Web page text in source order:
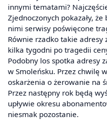
innymi tematami?
Zjednoczonych pokazały,
nimi serwisy poświęcone
Równie rzadko takie adresy
kilka tygodni po tragedii
Podobny los spotka adresy
w Smoleńsku. Przez chwilę
oskarżenia o żerowanie na
Przez następny rok będą
upływie okresu
niesmak pozostanie.